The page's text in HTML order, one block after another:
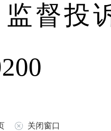
投诉
关闭窗口